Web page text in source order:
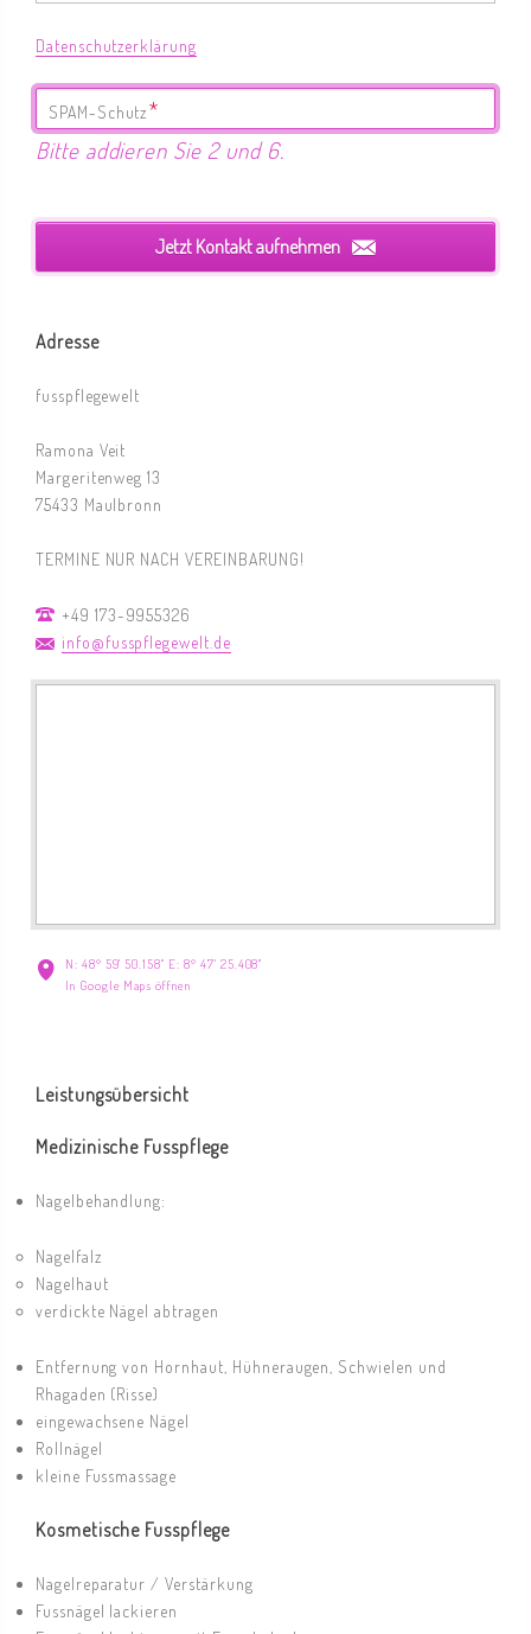
Datenschutzerklärung
Pflichtfeld
SPAM-Schutz *
Bitte addieren Sie 2 und 6.
Jetzt Kontakt aufnehmen
Adresse
fusspflegewelt
Ramona Veit
Margeritenweg 13
75433 Maulbronn
TERMINE NUR NACH VEREINBARUNG!
+49 173-9955326
info@fusspflegewelt.de
N: 48° 59' 50.158" E: 8° 47' 25.408"
In Google Maps öffnen
Leistungsübersicht
Medizinische Fusspflege
Nagelbehandlung:
Nagelfalz
Nagelhaut
verdickte Nägel abtragen
Entfernung von Hornhaut, Hühneraugen, Schwielen und
Rhagaden (Risse)
eingewachsene Nägel
Rollnägel
kleine Fussmassage
Kosmetische Fusspflege
Nagelreparatur / Verstärkung
Fussnägel lackieren